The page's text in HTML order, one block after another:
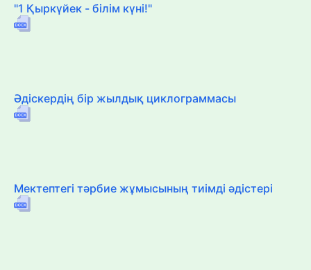
"1 Қыркүйек - білім күні!"
Әдіскердің бір жылдық циклограммасы
Мектептегі тәрбие жұмысының тиімді әдістері